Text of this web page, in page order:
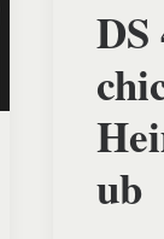
DS
ub